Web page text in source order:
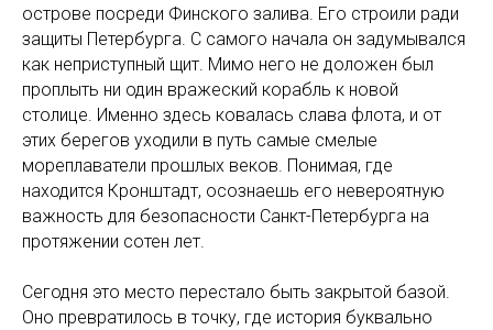
острове посреди Финского залива. Его строили ради
защиты Петербурга. С самого начала он задумывался
как неприступный щит. Мимо него не доложен был
проплыть ни один вражеский корабль к новой
столице. Именно здесь ковалась слава флота, и от
этих берегов уходили в путь самые смелые
мореплаватели прошлых веков. Понимая, где
находится Кронштадт, осознаешь его невероятную
важность для безопасности Санкт-Петербурга на
протяжении сотен лет.
Сегодня это место перестало быть закрытой базой.
Оно превратилось в точку, где история буквально